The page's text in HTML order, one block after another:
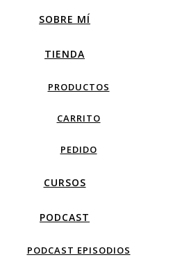
SOBRE MÍ
TIENDA
PRODUCTOS
CARRITO
PEDIDO
CURSOS
PODCAST
PODCAST EPISODIOS